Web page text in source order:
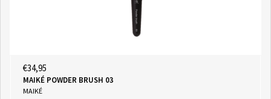
€34,95
MAIKÉ POWDER BRUSH 03
MAIKÉ